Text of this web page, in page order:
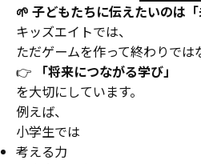
🌱 子どもたちに伝えたいのは「
キッズエイトでは、
ただゲームを作って終わりでは
👉
「将来につながる学び」
を大切にしています。
例えば、
小学生では
考える力